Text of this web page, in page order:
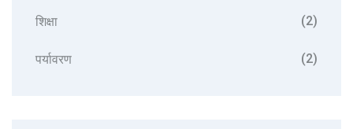
शिक्षा (2)
पर्यावरण (2)